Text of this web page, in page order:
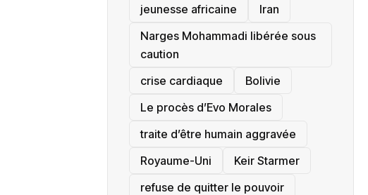
jeunesse africaine
‎Iran
Narges Mohammadi libérée sous
caution
crise cardiaque
‎Bolivie
Le procès d’Evo Morales
traite d’être humain aggravée
‎Royaume-Uni
Keir Starmer
refuse de quitter le pouvoir